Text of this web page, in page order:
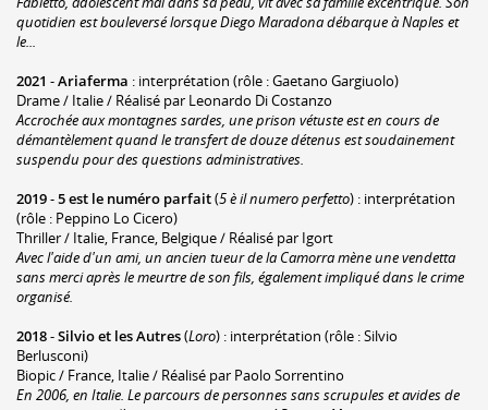
quotidien est bouleversé lorsque Diego Maradona débarque à Naples et
le...
2021 -Ariaferma : interprétation (rôle : Gaetano Gargiuolo)
Drame / Italie / Réalisé par Leonardo Di Costanzo
Accrochée aux montagnes sardes, une prison vétuste est en cours de
démantèlement quand le transfert de douze détenus est soudainement
suspendu pour des questions administratives.
2019-5 est le numéro parfait(5 è il numero perfetto) : interprétation
(rôle : Peppino Lo Cicero)
Thriller / Italie, France, Belgique / Réalisé par Igort
Avec l'aide d'un ami, un ancien tueur de la Camorra mène une vendetta
sans merci après le meurtre de son fils, également impliqué dans le crime
organisé.
2018-Silvio et les Autres(Loro) : interprétation (rôle : Silvio
Berlusconi)
Biopic / France, Italie / Réalisé par Paolo Sorrentino
En 2006, en Italie. Le parcours de personnes sans scrupules et avides de